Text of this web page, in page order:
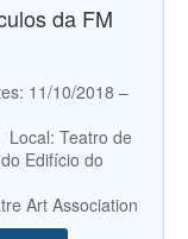
da FM
11/10/2018 –
Local: Teatro de
Edifício do
Art Association